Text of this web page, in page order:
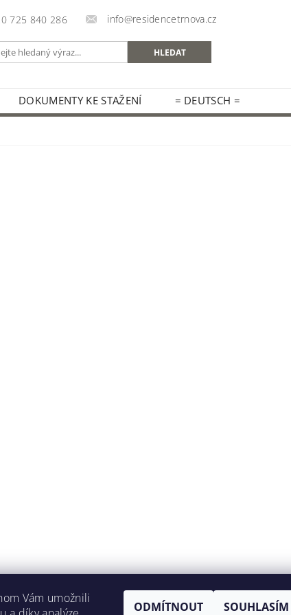
725 840 286 info@residencetrnova.cz
DOKUMENTY KE STAŽENÍ = DEUTSCH =
Vám umožnili
ODMÍTNOUT SOUHLASÍM